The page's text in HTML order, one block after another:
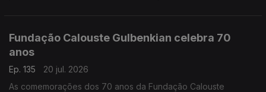
Fundação Calouste Gulbenkian celebra 70
anos
Ep. 135
20 jul. 2026
As comemorações dos 70 anos da Fundação Calouste